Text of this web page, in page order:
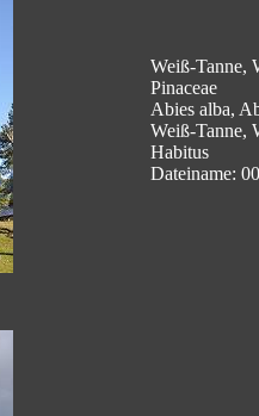
Weiß-Tanne,
Pinaceae
Abies alba,
Weiß-Tanne,
Habitus
Dateiname: